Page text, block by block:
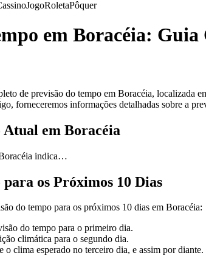
JogoRoletaPôquer
em Boracéia:
de previsão do tempo em Boracéia, localizada
forneceremos informações detalhadas sobre a
Atual em Boracéia
indica…
os Próximos 10 Dias
do tempo para os próximos 10 dias em Boracéia:
do tempo para o primeiro dia.
climática para o segundo dia.
o clima esperado no terceiro dia, e assim por diante.